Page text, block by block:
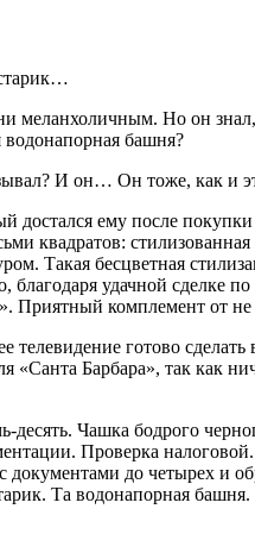
меланхоличным. Но он
башня?
И он… Он тоже, как и
достался ему после
квадратов:
Такая бесцветная
удачной сделке
Приятный комплемент от
готово
Барбара», так как
Чашка бодрого
Проверка
документами до четырех
Та водонапорная башня.